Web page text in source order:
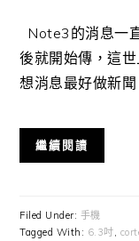
Note3的消息一
後就開始傳，這
想消息最好做新聞
繼續閱讀
Filed Under: 手機
Tagged With: 6.3吋,